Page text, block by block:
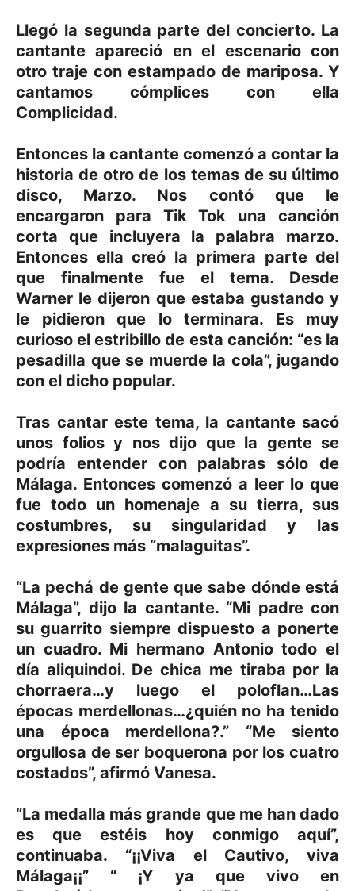
Llegó la segunda parte del concierto. La
cantante apareció en el escenario con
otro traje con estampado de mariposa. Y
cantamos cómplices con ella
Complicidad.
Entonces la cantante comenzó a contar la
historia de otro de los temas de su último
disco, Marzo. Nos contó que le
encargaron para Tik Tok una canción
corta que incluyera la palabra marzo.
Entonces ella creó la primera parte del
que finalmente fue el tema. Desde
Warner le dijeron que estaba gustando y
le pidieron que lo terminara. Es muy
curioso el estribillo de esta canción: “es la
pesadilla que se muerde la cola”, jugando
con el dicho popular.
Tras cantar este tema, la cantante sacó
unos folios y nos dijo que la gente se
podría entender con palabras sólo de
Málaga. Entonces comenzó a leer lo que
fue todo un homenaje a su tierra, sus
costumbres, su singularidad y las
expresiones más “malaguitas”.
“La pechá de gente que sabe dónde está
Málaga”, dijo la cantante. “Mi padre con
su guarrito siempre dispuesto a ponerte
un cuadro. Mi hermano Antonio todo el
día aliquindoi. De chica me tiraba por la
chorraera…y luego el poloflan…Las
épocas merdellonas…¿quién no ha tenido
una época merdellona?.” “Me siento
orgullosa de ser boquerona por los cuatro
costados”, afirmó Vanesa.
“La medalla más grande que me han dado
es que estéis hoy conmigo aquí”,
continuaba. “¡¡Viva el Cautivo, viva
Málaga¡¡” “ ¡Y ya que vivo en